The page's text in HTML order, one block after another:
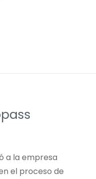
a la empresa
el proceso de